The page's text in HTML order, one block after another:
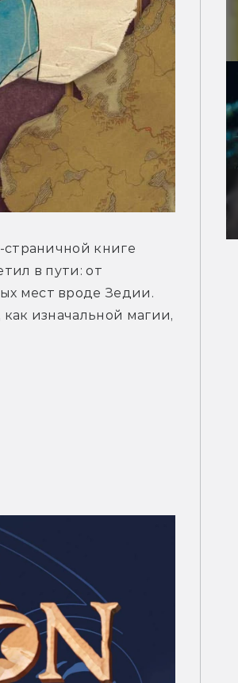
страничной книге
в пути: от
мест вроде Зедии.
изначальной магии,